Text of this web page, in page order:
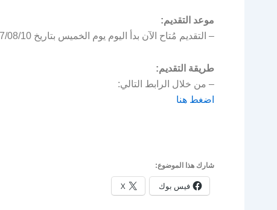
موعد التقديم:
– التقديم مُتاح الآن بدأ اليوم يوم الخميس بتاريخ 1447/08/10هـ الموافق 2026/01/29م.
طريقة التقديم:
– من خلال الرابط التالي:
اضغط هنا
شارك هذا الموضوع:
فيس بوك X